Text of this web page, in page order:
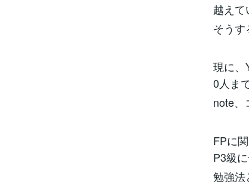
越えて
そうす
現に、
0人ま
note、
FPに
P3級
勉強法